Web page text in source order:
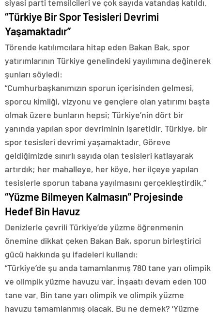
siyasi parti temsilcileri ve çok sayıda vatandaş katıldı.
“Türkiye Bir Spor Tesisleri Devrimi
Yaşamaktadır”
Törende katılımcılara hitap eden Bakan Bak, spor
yatırımlarının Türkiye genelindeki yayılımına değinerek
şunları söyledi:
“Cumhurbaşkanımızın sporun içerisinden gelmesi,
sporcu kimliği, vizyonu ve gençlere olan yatırımı başta
olmak üzere bunların hepsi; Türkiye’nin dört bir
yanında yapılan spor devriminin işaretidir. Türkiye, bir
spor tesisleri devrimi yaşamaktadır. Göreve
geldiğimizde sınırlı sayıda olan tesisleri katlayarak
artırdık; her mahalleye, her köye, her ilçeye yapılan
tesislerle sporun tabana yayılmasını gerçekleştirdik.”
“Yüzme Bilmeyen Kalmasın” Projesinde
Hedef Bin Havuz
Denizlerle çevrili Türkiye’de yüzme öğrenmenin
önemine dikkat çeken Bakan Bak, sporun birleştirici
gücü hakkında şu ifadeleri kullandı:
“Türkiye’de şu anda tamamlanmış 780 tane yarı olimpik
ve olimpik yüzme havuzu var. İnşaatı devam eden 100
tane var. Bin tane yarı olimpik ve olimpik yüzme
havuzu tamamlanmış olacak. Bu ne demek? ‘Yüzme